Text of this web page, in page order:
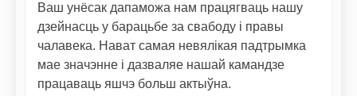
Ваш унёсак дапаможа нам працягваць нашу
дзейнасць у барацьбе за свабоду і правы
чалавека. Нават самая невялікая падтрымка
мае значэнне і дазваляе нашай камандзе
працаваць яшчэ больш актыўна.